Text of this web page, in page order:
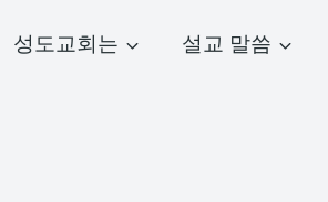
성도교회는 설교 말씀